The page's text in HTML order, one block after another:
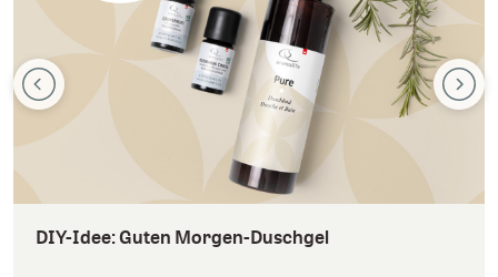
DIY-Idee: Guten Morgen-Duschgel